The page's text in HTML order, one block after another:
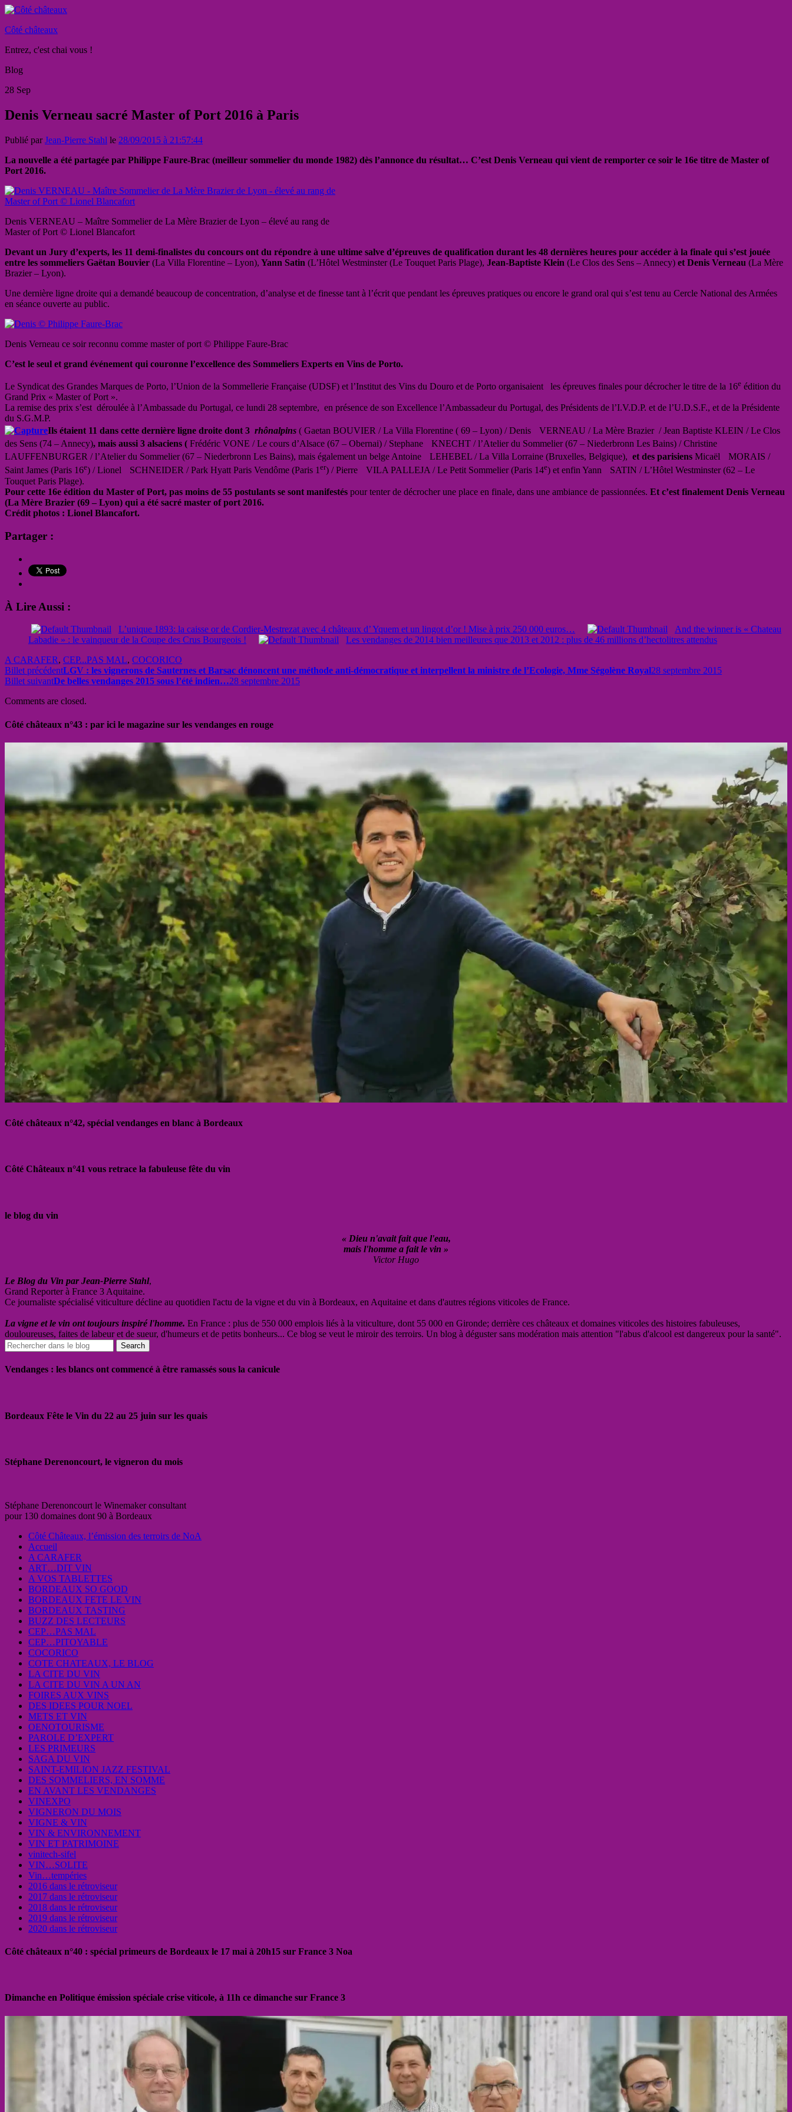
Côté châteaux
Entrez, c'est chai vous !
Blog
28 Sep
Denis Verneau sacré Master of Port 2016 à Paris
Publié parJean-Pierre Stahl le 28/09/2015 à 21:57:44
La nouvelle a été partagée par Philippe Faure-Brac (meilleur sommelier du monde 1982) dès l’annonce du résultat… C’est Denis Verneau qui vient de remporter ce soir le 16e titre de Master of
Port 2016.
Denis VERNEAU – Maître Sommelier de La Mère Brazier de Lyon – élevé au rang de
Master of Port © Lionel Blancafort
Devant un Jury d’experts, les 11 demi-finalistes du concours ont du répondre à une ultime salve d’épreuves de qualification durant les 48 dernières heures pour accéder à la finale qui s’est jouée
entre les sommeliers Gaëtan Bouvier (La Villa Florentine – Lyon), Yann Satin (L’Hôtel Westminster (Le Touquet Paris Plage), Jean-Baptiste Klein (Le Clos des Sens – Annecy) et Denis Verneau (La Mère
Brazier – Lyon).
Une dernière ligne droite qui a demandé beaucoup de concentration, d’analyse et de finesse tant à l’écrit que pendant les épreuves pratiques ou encore le grand oral qui s’est tenu au Cercle National des Armées
en séance ouverte au public.
Denis Verneau ce soir reconnu comme master of port © Philippe Faure-Brac
C’est le seul et grand événement qui couronne l’excellence des Sommeliers Experts en Vins de Porto.
Le Syndicat des Grandes Marques de Porto, l’Union de la Sommellerie Française (UDSF) et l’Institut des Vins du Douro et de Porto organisaient les épreuves finales pour décrocher le titre de la 16e édition du
Grand Prix « Master of Port ».
La remise des prix s’est déroulée à l’Ambassade du Portugal, ce lundi 28 septembre, en présence de son Excellence l’Ambassadeur du Portugal, des Présidents de l’I.V.D.P. et de l’U.D.S.F., et de la Présidente
du S.G.M.P.
Ils étaient 11 dans cette dernière ligne droite dont 3 rhônalpins ( Gaetan BOUVIER / La Villa Florentine ( 69 – Lyon) / Denis VERNEAU / La Mère Brazier / Jean Baptiste KLEIN / Le Clos
des Sens (74 – Annecy), mais aussi 3 alsaciens ( Frédéric VONE / Le cours d’Alsace (67 – Obernai) / Stephane KNECHT / l’Atelier du Sommelier (67 – Niederbronn Les Bains) / Christine
LAUFFENBURGER / l’Atelier du Sommelier (67 – Niederbronn Les Bains), mais également un belge Antoine LEHEBEL / La Villa Lorraine (Bruxelles, Belgique), et des parisiens Micaël MORAIS /
Saint James (Paris 16e) / Lionel SCHNEIDER / Park Hyatt Paris Vendôme (Paris 1er) / Pierre VILA PALLEJA / Le Petit Sommelier (Paris 14e) et enfin Yann SATIN / L’Hôtel Westminster (62 – Le
Touquet Paris Plage).
Pour cette 16e édition du Master of Port, pas moins de 55 postulants se sont manifestés pour tenter de décrocher une place en finale, dans une ambiance de passionnées. Et c’est finalement Denis Verneau
(La Mère Brazier (69 – Lyon) qui a été sacré master of port 2016.
Crédit photos : Lionel Blancafort.
Partager :
À Lire Aussi :
L’unique 1893: la caisse or de Cordier-Mestrezat avec 4 châteaux d’ Yquem et un lingot d’or ! Mise à prix 250 000 euros…
And the winner is « Chateau
Labadie » : le vainqueur de la Coupe des Crus Bourgeois !
Les vendanges de 2014 bien meilleures que 2013 et 2012 : plus de 46 millions d’hectolitres attendus
A CARAFER, CEP...PAS MAL, COCORICO
Billet précédentLGV : les vignerons de Sauternes et Barsac dénoncent une méthode anti-démocratique et interpellent la ministre de l’Ecologie, Mme Ségolène Royal28 septembre 2015
Billet suivantDe belles vendanges 2015 sous l’été indien…28 septembre 2015
Comments are closed.
Côté châteaux n°43 : par ici le magazine sur les vendanges en rouge
Côté châteaux n°42, spécial vendanges en blanc à Bordeaux
Côté Châteaux n°41 vous retrace la fabuleuse fête du vin
le blog du vin
« Dieu n'avait fait que l'eau,
mais l'homme a fait le vin »
Victor Hugo
Le Blog du Vin par Jean-Pierre Stahl,
Grand Reporter à France 3 Aquitaine.
Ce journaliste spécialisé viticulture décline au quotidien l'actu de la vigne et du vin à Bordeaux, en Aquitaine et dans d'autres régions viticoles de France.
La vigne et le vin ont toujours inspiré l'homme. En France : plus de 550 000 emplois liés à la viticulture, dont 55 000 en Gironde; derrière ces châteaux et domaines viticoles des histoires fabuleuses,
douloureuses, faites de labeur et de sueur, d'humeurs et de petits bonheurs... Ce blog se veut le miroir des terroirs. Un blog à déguster sans modération mais attention "l'abus d'alcool est dangereux pour la santé".
Vendanges : les blancs ont commencé à être ramassés sous la canicule
Bordeaux Fête le Vin du 22 au 25 juin sur les quais
Stéphane Derenoncourt, le vigneron du mois
Stéphane Derenoncourt le Winemaker consultant
pour 130 domaines dont 90 à Bordeaux
Côté Châteaux, l’émission des terroirs de NoA
Accueil
A CARAFER
ART…DIT VIN
A VOS TABLETTES
BORDEAUX SO GOOD
BORDEAUX FETE LE VIN
BORDEAUX TASTING
BUZZ DES LECTEURS
CEP…PAS MAL
CEP…PITOYABLE
COCORICO
COTE CHATEAUX, LE BLOG
LA CITE DU VIN
LA CITE DU VIN A UN AN
FOIRES AUX VINS
DES IDEES POUR NOEL
METS ET VIN
OENOTOURISME
PAROLE D’EXPERT
LES PRIMEURS
SAGA DU VIN
SAINT-EMILION JAZZ FESTIVAL
DES SOMMELIERS, EN SOMME
EN AVANT LES VENDANGES
VINEXPO
VIGNERON DU MOIS
VIGNE & VIN
VIN & ENVIRONNEMENT
VIN ET PATRIMOINE
vinitech-sifel
VIN…SOLITE
Vin…tempéries
2016 dans le rétroviseur
2017 dans le rétroviseur
2018 dans le rétroviseur
2019 dans le rétroviseur
2020 dans le rétroviseur
Côté châteaux n°40 : spécial primeurs de Bordeaux le 17 mai à 20h15 sur France 3 Noa
Dimanche en Politique émission spéciale crise viticole, à 11h ce dimanche sur France 3